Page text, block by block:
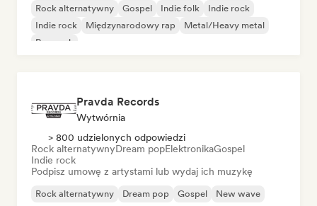
Rock alternatywny Gospel Indie folk
Indie rock
Indie rock
Międzynarodowy rap
Metal/Heavy metal
Pop rock
Pravda Records
Wytwórnia
> 800 udzielonych odpowiedzi
Rock alternatywnyDream popElektronikaGospel
Indie rock
Podpisz umowę z artystami lub wydaj ich muzykę
Rock alternatywny Dream pop Gospel
New wave